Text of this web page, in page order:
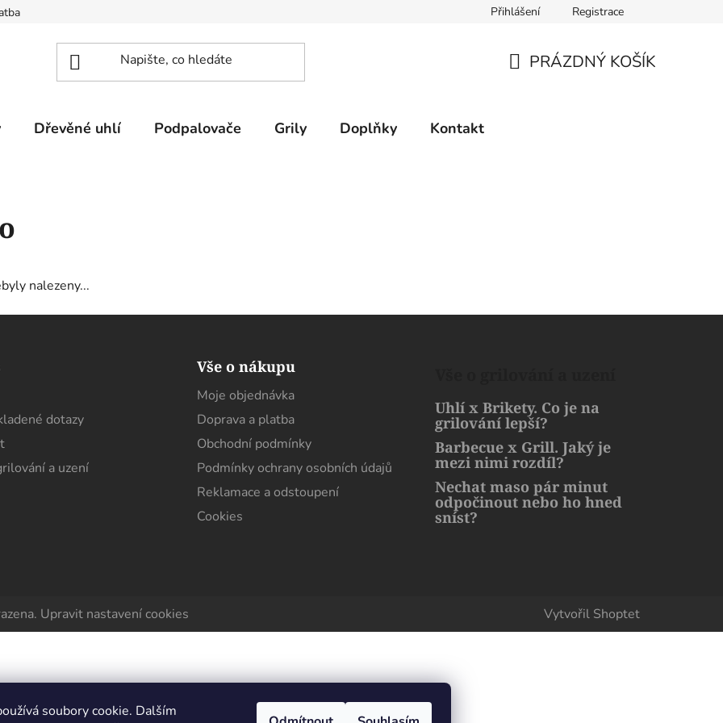
soubory cookie. Dalším
Přihlášení Registrace
PRÁZDNÝ KOŠÍK
Dřevěné uhlí Podpalovače Grily Doplňky Kontakt
nalezeny...
dotazy
a uzení
Vše o nákupu
Moje objednávka
Doprava a platba
Obchodní podmínky
Podmínky ochrany osobních údajů
Reklamace a odstoupení
Cookies
Uhlí x Brikety. Co je na
grilování lepší?
Barbecue x Grill. Jaký je
mezi nimi rozdíl?
Nechat maso pár minut
odpočinout nebo ho hned
sníst?
Vytvořil Shoptet
Upravit nastavení cookies